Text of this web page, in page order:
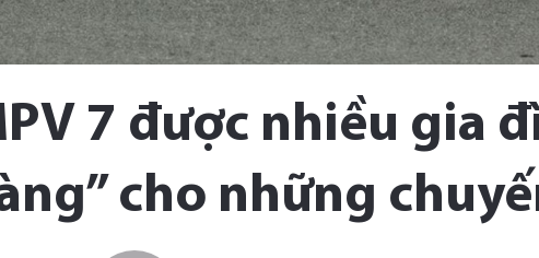
7 được nhiều gia
cho những